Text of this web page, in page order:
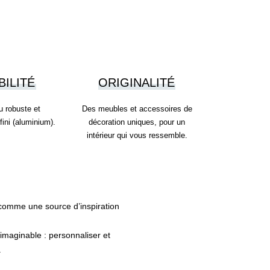
robuste et
(aluminium).
ORIGINALITÉ
Des meubles et accessoires de
décoration uniques, pour un
intérieur qui vous ressemble.
une source d’inspiration
: personnaliser et